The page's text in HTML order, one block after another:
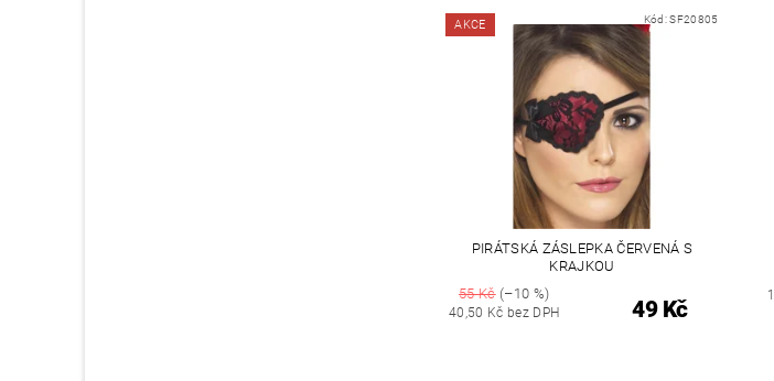
AKCE Kód:SF20805
PIRÁTSKÁ ZÁSLEPKA ČERVENÁ S
KRAJKOU
55 Kč(–10 %)
40,50 Kč bez DPH 49 Kč